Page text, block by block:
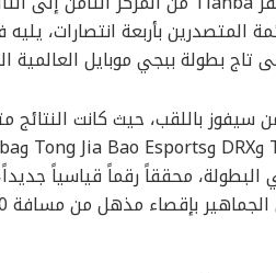
ببجي موبايل العالمية
سيفوز باللقب، حيث كانت